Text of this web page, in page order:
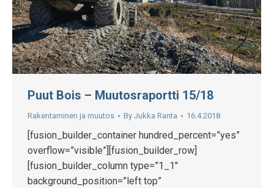
Puut Bois – Muutosraportti 15/18
Rakentaminen ja muutos By Jukka Ranta 16.4.2018
[fusion_builder_container hundred_percent=”yes”
overflow=”visible”][fusion_builder_row]
[fusion_builder_column type=”1_1″
background_position=”left top”